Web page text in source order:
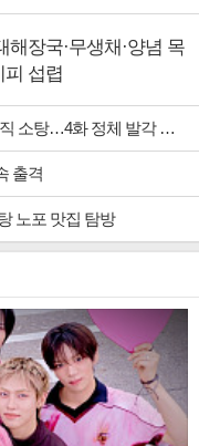
장국·무생채·양념 목
피 섭렵
…4화 정체 발각 위기 예고
출격
노포 맛집 탐방